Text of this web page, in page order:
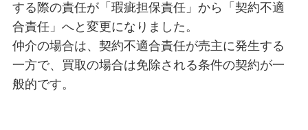
する際の責任が「瑕疵担保責任」から「契約不適
合責任」へと変更になりました。
仲介の場合は、契約不適合責任が売主に発生する
一方で、買取の場合は免除される条件の契約が一
般的です。